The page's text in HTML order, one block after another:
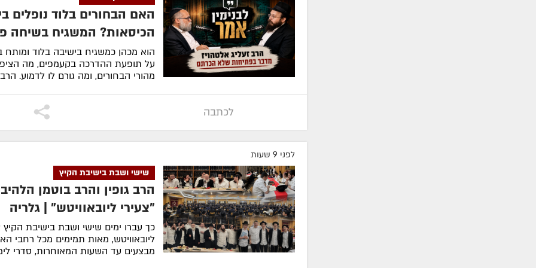
האם הבחורים בלוד נופלים
הכיסאות? המשגיח בשיחה
הוא מכהן כמשגיח בישיבה בלוד ומותח
על תופעת ההדרכה בקעמפים, מה
מהורי הבחורים, ומה גורם לו לדמוע.
לכתבה
לפני 9 שעות
שישי ושבת בישיבת הקיץ
הרב גופין והרב בוטמן
"צעירי ליובאוויטש" | גלריה
כך עברו ימים שישי ושבת בישיבת הקיץ
ליובאוויטש, מאות תמימים מכל רחבי
מבצעים עד השעות המאוחרות, סדרי